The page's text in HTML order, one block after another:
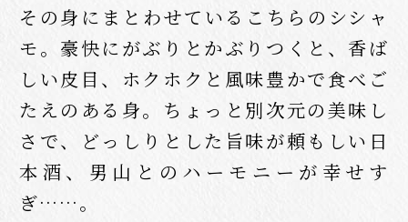
その身にまとわせているこちらのシシャ
モ。豪快にがぶりとかぶりつくと、香ば
しい皮目、ホクホクと風味豊かで食べご
たえのある身。ちょっと別次元の美味し
さで、どっしりとした旨味が頼もしい日
本酒、男山とのハーモニーが幸せす
ぎ……。